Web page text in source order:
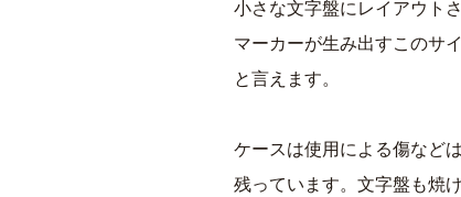
小さな文字盤にレイアウト
マーカーが生み出すこのサ
と言えます。
ケースは使用による傷など
残っています。文字盤も焼